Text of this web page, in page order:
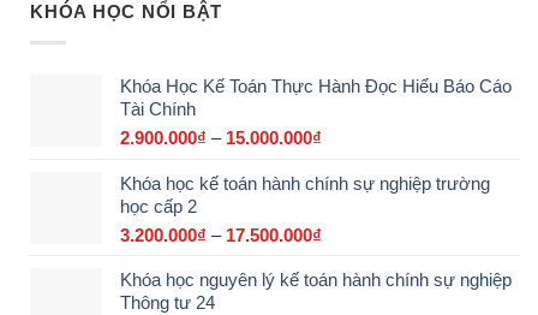
KHÓA HỌC NỔI BẬT
Khóa Học Kế Toán Thực Hành Đọc Hiểu Báo Cáo
Tài Chính
2.900.000₫ – 15.000.000₫
từ
Khóa học kế toán hành chính sự nghiệp trường
học cấp 2
3.200.000₫ – 17.500.000₫
từ
Khóa học nguyên lý kế toán hành chính sự nghiệp
Thông tư 24